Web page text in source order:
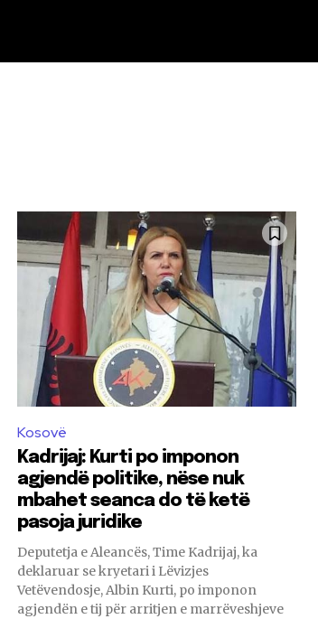
Kosovë
Kadrijaj: Kurti po imponon
agjendë politike, nëse nuk
mbahet seanca do të ketë
pasoja juridike
Deputetja e Aleancës, Time Kadrijaj, ka
deklaruar se kryetari i Lëvizjes
Vetëvendosje, Albin Kurti, po imponon
agjendën e tij për arritjen e marrëveshjeve